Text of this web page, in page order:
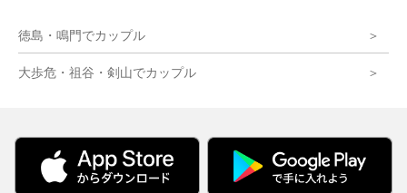
徳島・鳴門でカップル
大歩危・祖谷・剣山でカップル